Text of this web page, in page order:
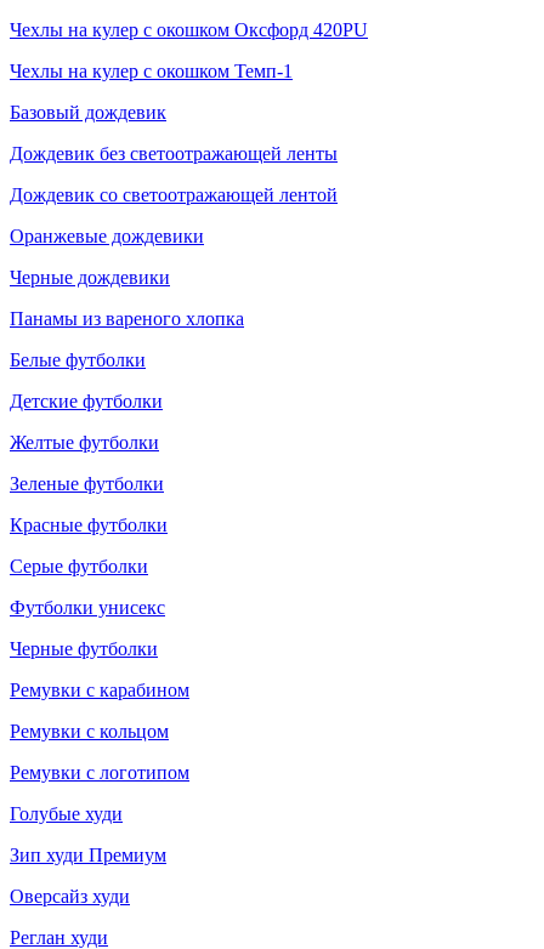
Чехлы на кулер с окошком Оксфорд 420PU
Чехлы на кулер с окошком Темп-1
Базовый дождевик
Дождевик без светоотражающей ленты
Дождевик со светоотражающей лентой
Оранжевые дождевики
Черные дождевики
Панамы из вареного хлопка
Белые футболки
Детские футболки
Желтые футболки
Зеленые футболки
Красные футболки
Серые футболки
Футболки унисекс
Черные футболки
Ремувки с карабином
Ремувки с кольцом
Ремувки с логотипом
Голубые худи
Зип худи Премиум
Оверсайз худи
Реглан худи